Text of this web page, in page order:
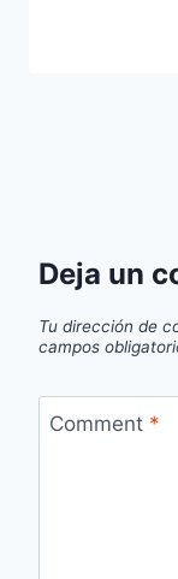
Deja un
Tu dirección de
campos
Comment *